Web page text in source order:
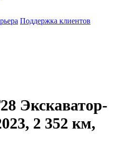
Поддержка клиентов
Экскаватор-
2 352 км,